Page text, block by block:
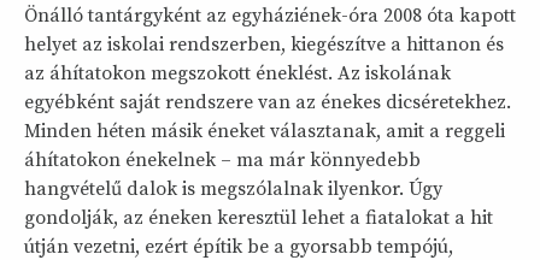
Önálló tantárgyként az egyháziének-óra 2008 óta kapott
helyet az iskolai rendszerben, kiegészítve a hittanon és
az áhítatokon megszokott éneklést. Az iskolának
egyébként saját rendszere van az énekes dicséretekhez.
Minden héten másik éneket választanak, amit a reggeli
áhítatokon énekelnek – ma már könnyedebb
hangvételű dalok is megszólalnak ilyenkor. Úgy
gondolják, az éneken keresztül lehet a fiatalokat a hit
útján vezetni, ezért építik be a gyorsabb tempójú,